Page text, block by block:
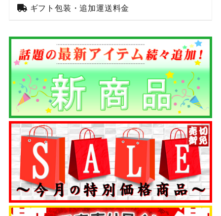
ギフト包装・追加運送料金